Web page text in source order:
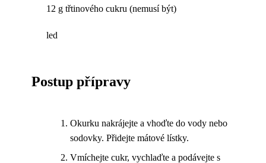
12 g třtinového cukru (nemusí být)
led
Postup přípravy
Okurku nakrájejte a vhoďte do vody nebo
sodovky. Přidejte mátové lístky.
Vmíchejte cukr, vychlaďte a podávejte s